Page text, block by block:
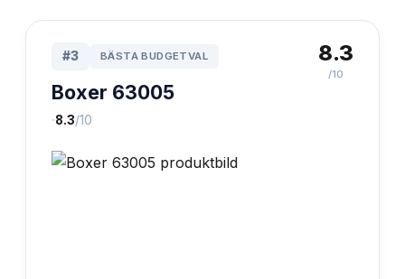
#3 BÄSTA BUDGETVAL
Boxer 63005
·8.3/10
8.3
/10